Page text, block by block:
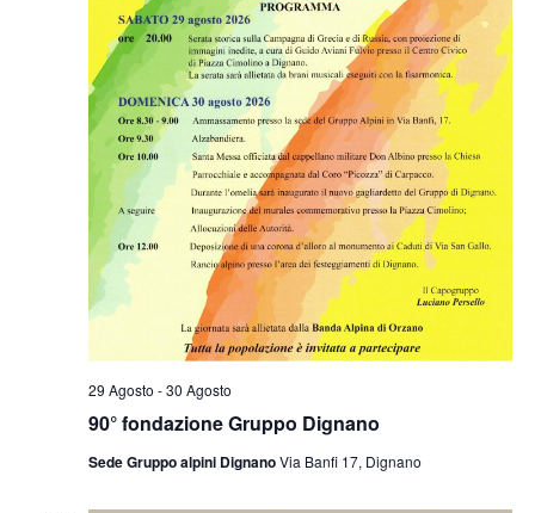
90° fondazione Gruppo Dignano
29 Agosto -30 Agosto
Sede Gruppo alpini DignanoVia Banfi 17, Dignano